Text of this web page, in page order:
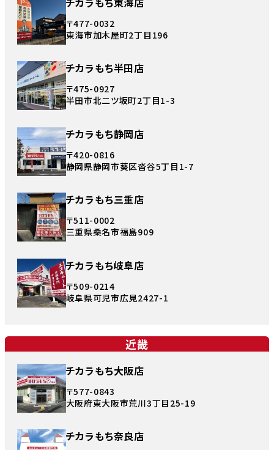
〒477-0032
東海市加木屋町2丁目196
チカラもち半田店
〒475-0927
半田市北二ツ坂町2丁目1-3
チカラもち静岡店
〒420-0816
静岡県静岡市葵区沓谷5丁目1-7
チカラもち三重店
〒511-0002
三重県桑名市福島909
チカラもち岐阜店
〒509-0214
岐阜県可児市広見2427-1
近畿
チカラもち大阪店
〒577-0843
大阪府東大阪市荒川3丁目25-19
チカラもち奈良店